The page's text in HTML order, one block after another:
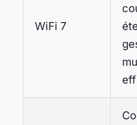
WiFi 7